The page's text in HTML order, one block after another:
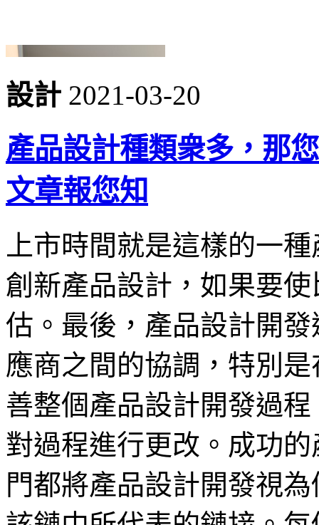
設計 2021-03-20
產品設計種類衆多，那
文章報您知
上市時間就是這樣的一
創新產品設計，如果要
估。最後，產品設計開
應商之間的協調，特別
善整個產品設計開發過
對過程進行更改。成功
門都將產品設計開發視